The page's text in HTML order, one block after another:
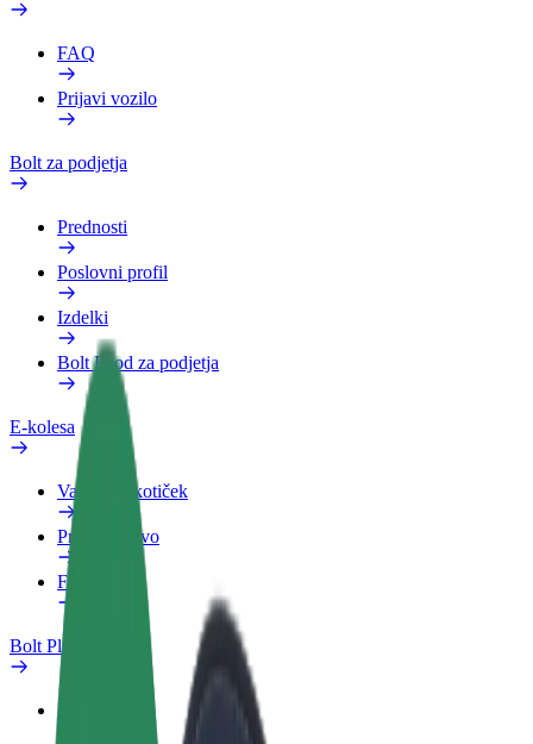
FAQ
Prijavi vozilo
Bolt za podjetja
Prednosti
Poslovni profil
Izdelki
Bolt Food za podjetja
E-kolesa
Varnostni kotiček
Prijavi težavo
FAQ
Bolt Plus
Prednosti